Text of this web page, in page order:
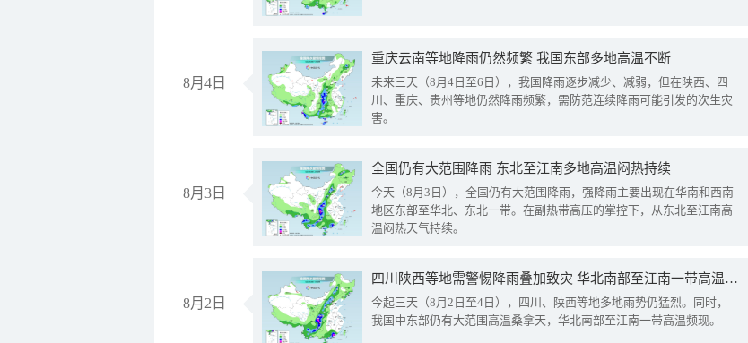
8月4日
重庆云南等地降雨仍然频繁 我国东部多地高温不断
未来三天（8月4日至6日），我国降雨逐步减少、减弱，但在陕西、四
川、重庆、贵州等地仍然降雨频繁，需防范连续降雨可能引发的次生灾
害。
8月3日
全国仍有大范围降雨 东北至江南多地高温闷热持续
今天（8月3日），全国仍有大范围降雨，强降雨主要出现在华南和西南
地区东部至华北、东北一带。在副热带高压的掌控下，从东北至江南高
温闷热天气持续。
8月2日
四川陕西等地需警惕降雨叠加致灾 华北南部至江南一带高温频现
今起三天（8月2日至4日），四川、陕西等地多地雨势仍猛烈。同时，
我国中东部仍有大范围高温桑拿天，华北南部至江南一带高温频现。